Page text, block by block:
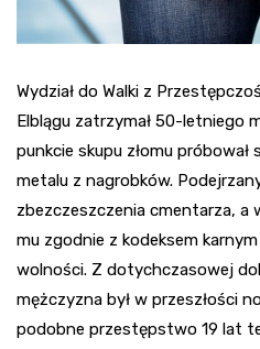
Wydział do Walki z
Elblągu zatrzymał 50-letniego
punkcie skupu złomu próbował
metalu z nagrobków.
zbezczeszczenia cmentarza, a
mu zgodnie z kodeksem
wolności. Z dotychczasowej
mężczyzna był w przeszłości
podobne przestępstwo 19 lat